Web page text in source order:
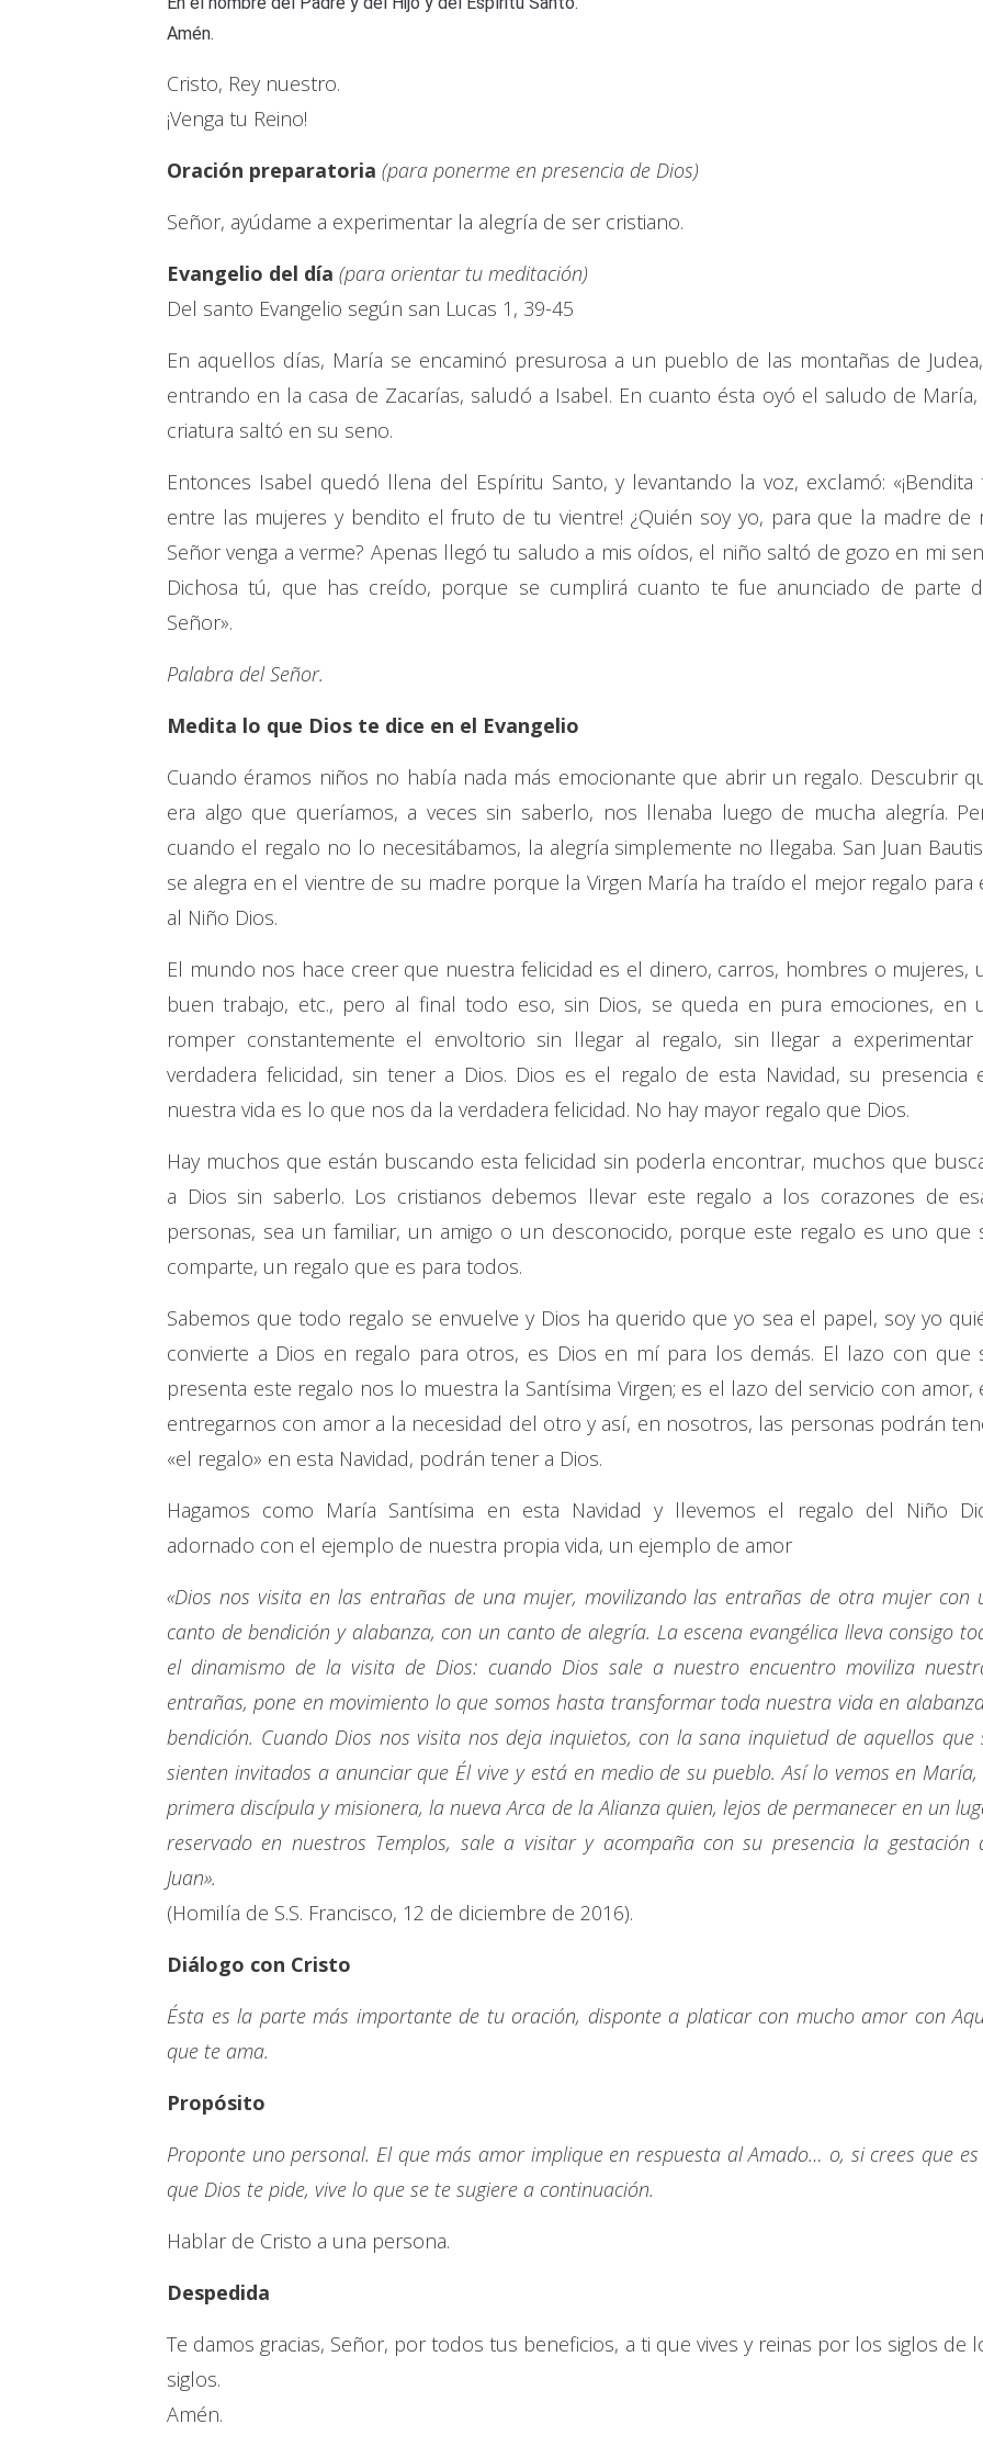
Amén.
Cristo, Rey nuestro.
¡Venga tu Reino!
Oración preparatoria (para ponerme en presencia de Dios)
Señor, ayúdame a experimentar la alegría de ser cristiano.
Evangelio del día (para orientar tu meditación)
Del santo Evangelio según san Lucas 1, 39-45
En aquellos días, María se encaminó presurosa a un pueblo de las montañas de
entrando en la casa de Zacarías, saludó a Isabel. En cuanto ésta oyó el saludo de María,
criatura saltó en su seno.
Entonces Isabel quedó llena del Espíritu Santo, y levantando la voz, exclamó: «¡Bendita
entre las mujeres y bendito el fruto de tu vientre! ¿Quién soy yo, para que la madre de
Señor venga a verme? Apenas llegó tu saludo a mis oídos, el niño saltó de gozo en mi
Dichosa tú, que has creído, porque se cumplirá cuanto te fue anunciado de parte
Señor».
Palabra del Señor.
Medita lo que Dios te dice en el Evangelio
Cuando éramos niños no había nada más emocionante que abrir un regalo. Descubrir
era algo que queríamos, a veces sin saberlo, nos llenaba luego de mucha alegría.
cuando el regalo no lo necesitábamos, la alegría simplemente no llegaba. San Juan
se alegra en el vientre de su madre porque la Virgen María ha traído el mejor regalo para
al Niño Dios.
El mundo nos hace creer que nuestra felicidad es el dinero, carros, hombres o mujeres,
buen trabajo, etc., pero al final todo eso, sin Dios, se queda en pura emociones, en
romper constantemente el envoltorio sin llegar al regalo, sin llegar a experimentar
verdadera felicidad, sin tener a Dios. Dios es el regalo de esta Navidad, su presencia
nuestra vida es lo que nos da la verdadera felicidad. No hay mayor regalo que Dios.
Hay muchos que están buscando esta felicidad sin poderla encontrar, muchos que
a Dios sin saberlo. Los cristianos debemos llevar este regalo a los corazones de
personas, sea un familiar, un amigo o un desconocido, porque este regalo es uno que
comparte, un regalo que es para todos.
Sabemos que todo regalo se envuelve y Dios ha querido que yo sea el papel, soy yo
convierte a Dios en regalo para otros, es Dios en mí para los demás. El lazo con que
presenta este regalo nos lo muestra la Santísima Virgen; es el lazo del servicio con amor,
entregarnos con amor a la necesidad del otro y así, en nosotros, las personas podrán
«el regalo» en esta Navidad, podrán tener a Dios.
Hagamos como María Santísima en esta Navidad y llevemos el regalo del Niño
adornado con el ejemplo de nuestra propia vida, un ejemplo de amor
«Dios nos visita en las entrañas de una mujer, movilizando las entrañas de otra mujer con
canto de bendición y alabanza, con un canto de alegría. La escena evangélica lleva consigo
el dinamismo de la visita de Dios: cuando Dios sale a nuestro encuentro moviliza
entrañas, pone en movimiento lo que somos hasta transformar toda nuestra vida en
bendición. Cuando Dios nos visita nos deja inquietos, con la sana inquietud de aquellos que
sienten invitados a anunciar que Él vive y está en medio de su pueblo. Así lo vemos en
primera discípula y misionera, la nueva Arca de la Alianza quien, lejos de permanecer en un
reservado en nuestros Templos, sale a visitar y acompaña con su presencia la gestación
Juan».
(Homilía de S.S. Francisco, 12 de diciembre de 2016).
Diálogo con Cristo
Ésta es la parte más importante de tu oración, disponte a platicar con mucho amor con
que te ama.
Propósito
Proponte uno personal. El que más amor implique en respuesta al Amado… o, si crees que
que Dios te pide, vive lo que se te sugiere a continuación.
Hablar de Cristo a una persona.
Despedida
Te damos gracias, Señor, por todos tus beneficios, a ti que vives y reinas por los siglos de
siglos.
Amén.